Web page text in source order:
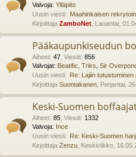
Valvoja: Ylläpito
Uusin viesti: Maahinkaisen
Kirjoittaja ZamboNet , Lauantai,
Pääkaupunkiseudun
Aiheet: 47 Viestit: 856
Valvojat: Beatific Triks Sir
Uusin viesti: Re: Lajiin tutustuminen
Kirjoittaja Suontakanen , Perjantai,
Keski-Suomen
Aiheet: 85 Viestit: 1332
Valvoja: Ince
Uusin viesti: Re: Keski-Suomen
Kirjoittaja Zenzu , Keskiviikko,